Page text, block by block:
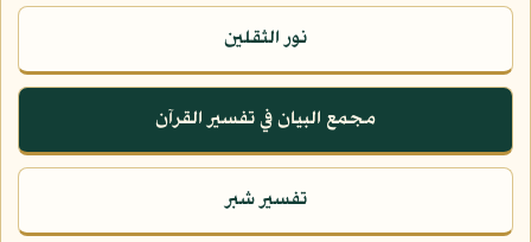
نور الثقلين
مجمع البيان في تفسير القرآن
تفسير شبر